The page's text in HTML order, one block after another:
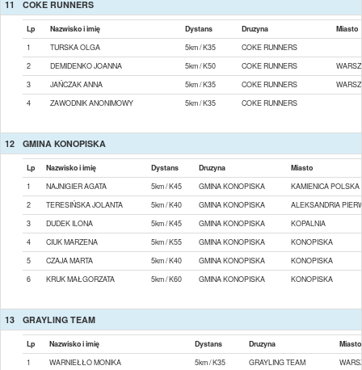
11 COKE RUNNERS
Lp Nazwisko i imię Dystans Druzyna
Miasto
1
TURSKA OLGA 5km / K35
COKE RUNNERS
2
DEMIDENKO JOANNA 5km / K50 COKE RUNNERS
3
JAŃCZAK ANNA 5km / K35 COKE RUNNERS
4
ZAWODNIK ANONIMOWY 5km / K35 COKE RUNNERS
12 GMINA KONOPISKA
Lp Nazwisko i imię Dystans Druzyna
Miasto
1
NAJNIGIER AGATA 5km / K45 GMINA KONOPISKA
KAMIENICA POLSKA
2
TERESIŃSKA JOLANTA 5km / K40 GMINA KONOPISKA
ALEKSANDRIA
3
DUDEK ILONA 5km / K45 GMINA KONOPISKA
KOPALNIA
4
CIUK MARZENA 5km / K55 GMINA KONOPISKA
KONOPISKA
5
CZAJA MARTA 5km / K40 GMINA KONOPISKA
KONOPISKA
6
KRUK MAŁGORZATA 5km / K60 GMINA KONOPISKA KONOPISKA
13 GRAYLING TEAM
Lp Nazwisko i imię Dystans Druzyna
Miasto
1
WARNIEŁŁO MONIKA 5km / K35 GRAYLING TEAM